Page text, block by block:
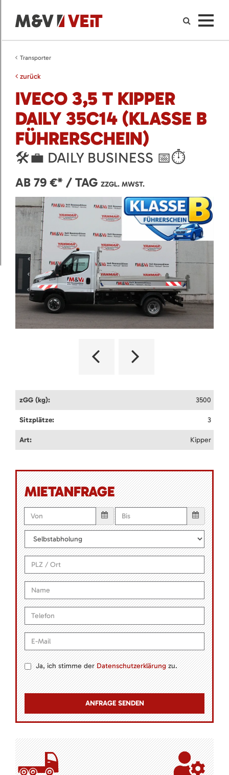
Transporter
zurück
IVECO 3,5 T KIPPER
DAILY 35C14 (KLASSE B
FÜHRERSCHEIN)
🛠️💼 DAILY BUSINESS 📅⏱️
AB 79 €* / TAG ZZGL. MWST.
zGG (kg): 3500
Sitzplätze: 3
Art: Kipper
MIETANFRAGE
Ja, ich stimme derDatenschutzerklärungzu.